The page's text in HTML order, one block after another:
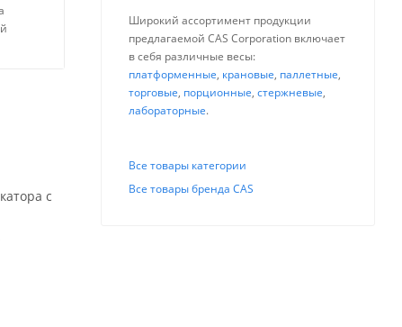
с
Широкий ассортимент продукции
предлагаемой CAS Corporation включает
в себя различные весы:
платформенные, крановые, паллетные,
торговые, порционные, стержневые,
лабораторные.
Все товары категории
Все товары бренда CAS